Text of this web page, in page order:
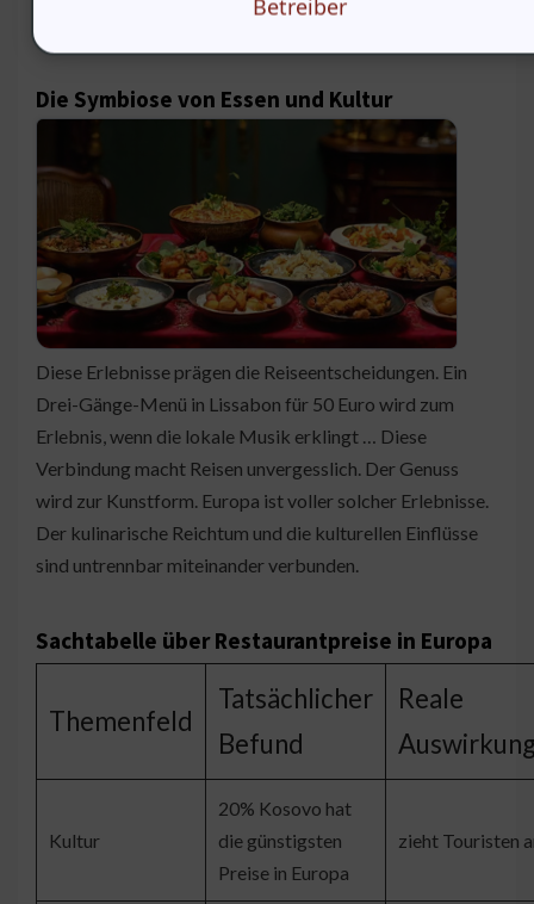
Die Symbiose von Essen und Kultur
Diese Erlebnisse prägen die Reiseentscheidungen. Ein
Drei-Gänge-Menü in Lissabon für 50 Euro wird zum
Erlebnis, wenn die lokale Musik erklingt … Diese
Verbindung macht Reisen unvergesslich. Der Genuss
wird zur Kunstform. Europa ist voller solcher Erlebnisse.
Der kulinarische Reichtum und die kulturellen Einflüsse
sind untrennbar miteinander verbunden.
Sachtabelle über Restaurantpreise in Europa
Themenfeld
Tatsächlicher
Befund
Reale
Kultur
20% Kosovo hat
die günstigsten
Preise in Europa
zieht Touristen
Betreiber